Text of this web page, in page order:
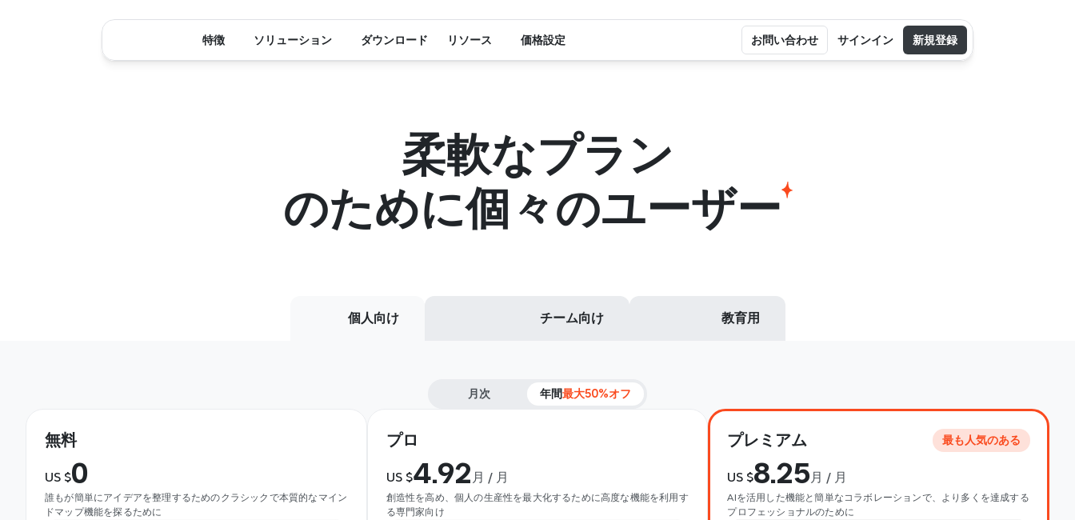
柔軟なプラン
のために個々のユーザー
個人向け チーム向け 教育用
月次 年間最大50%オフ
無料
US $0
誰もが簡単にアイデアを整理するためのクラシックで本質的なマイン
ドマップ機能を探るために
プロ
US $4.92 月 / 月
創造性を高め、個人の生産性を最大化するために高度な機能を利用す
る専門家向け
最も人気のある
プレミアム
US $8.25 月 / 月
AIを活用した機能と簡単なコラボレーションで、より多くを達成する
プロフェッショナルのために
特徴 ソリューション ダウンロード リソース 価格設定 お問い合わせ サインイン 新規登録